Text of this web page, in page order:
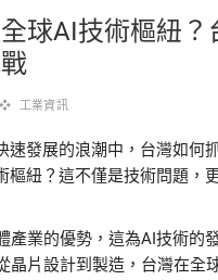
球AI技術樞紐？
工業資訊
速發展的浪潮中，台灣如何
樞紐？這不僅是技術問題，
產業的優勢，這為AI技術的
晶片設計到製造，台灣在全